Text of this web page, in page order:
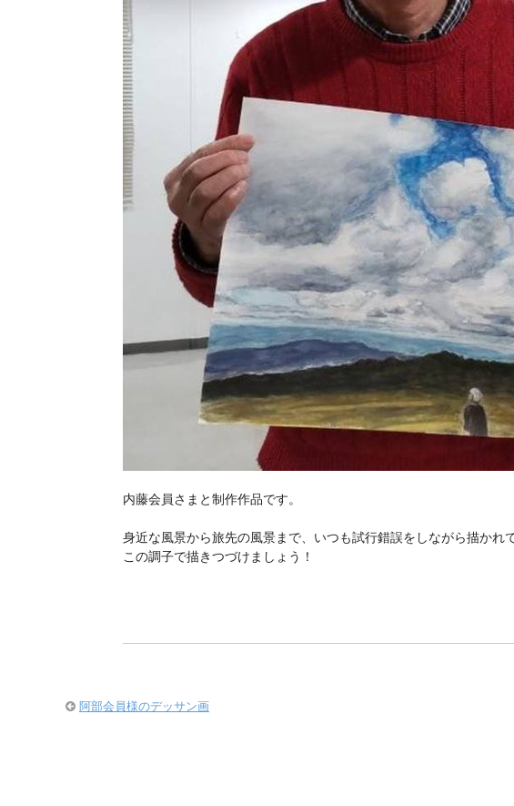
内藤会員さまと制作作品です。
身近な風景から旅先の風景まで、いつも試行錯誤をしながら描かれ
この調子で描きつづけましょう！
阿部会員様のデッサン画